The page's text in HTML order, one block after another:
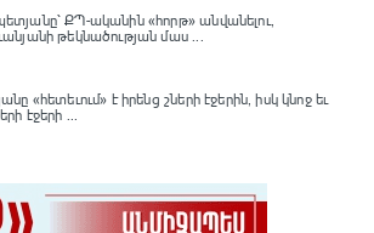
ՔՊ-ականին «հորթ» անվանելու,
թեկնածության մաս ...
«հետեւում» է իրենց շների էջերին, իսկ կնոջ եւ
էջերի ...